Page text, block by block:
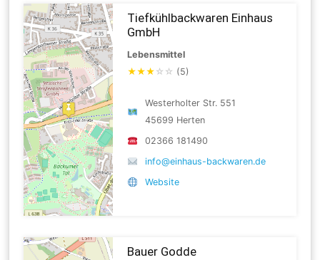
Tiefkühlbackwaren Einhaus
GmbH
Lebensmittel
★★★ ☆ ☆ (5)
Westerholter Str. 551
45699 Herten
02366 181490
info@einhaus-backwaren.de
Website
Bauer Godde